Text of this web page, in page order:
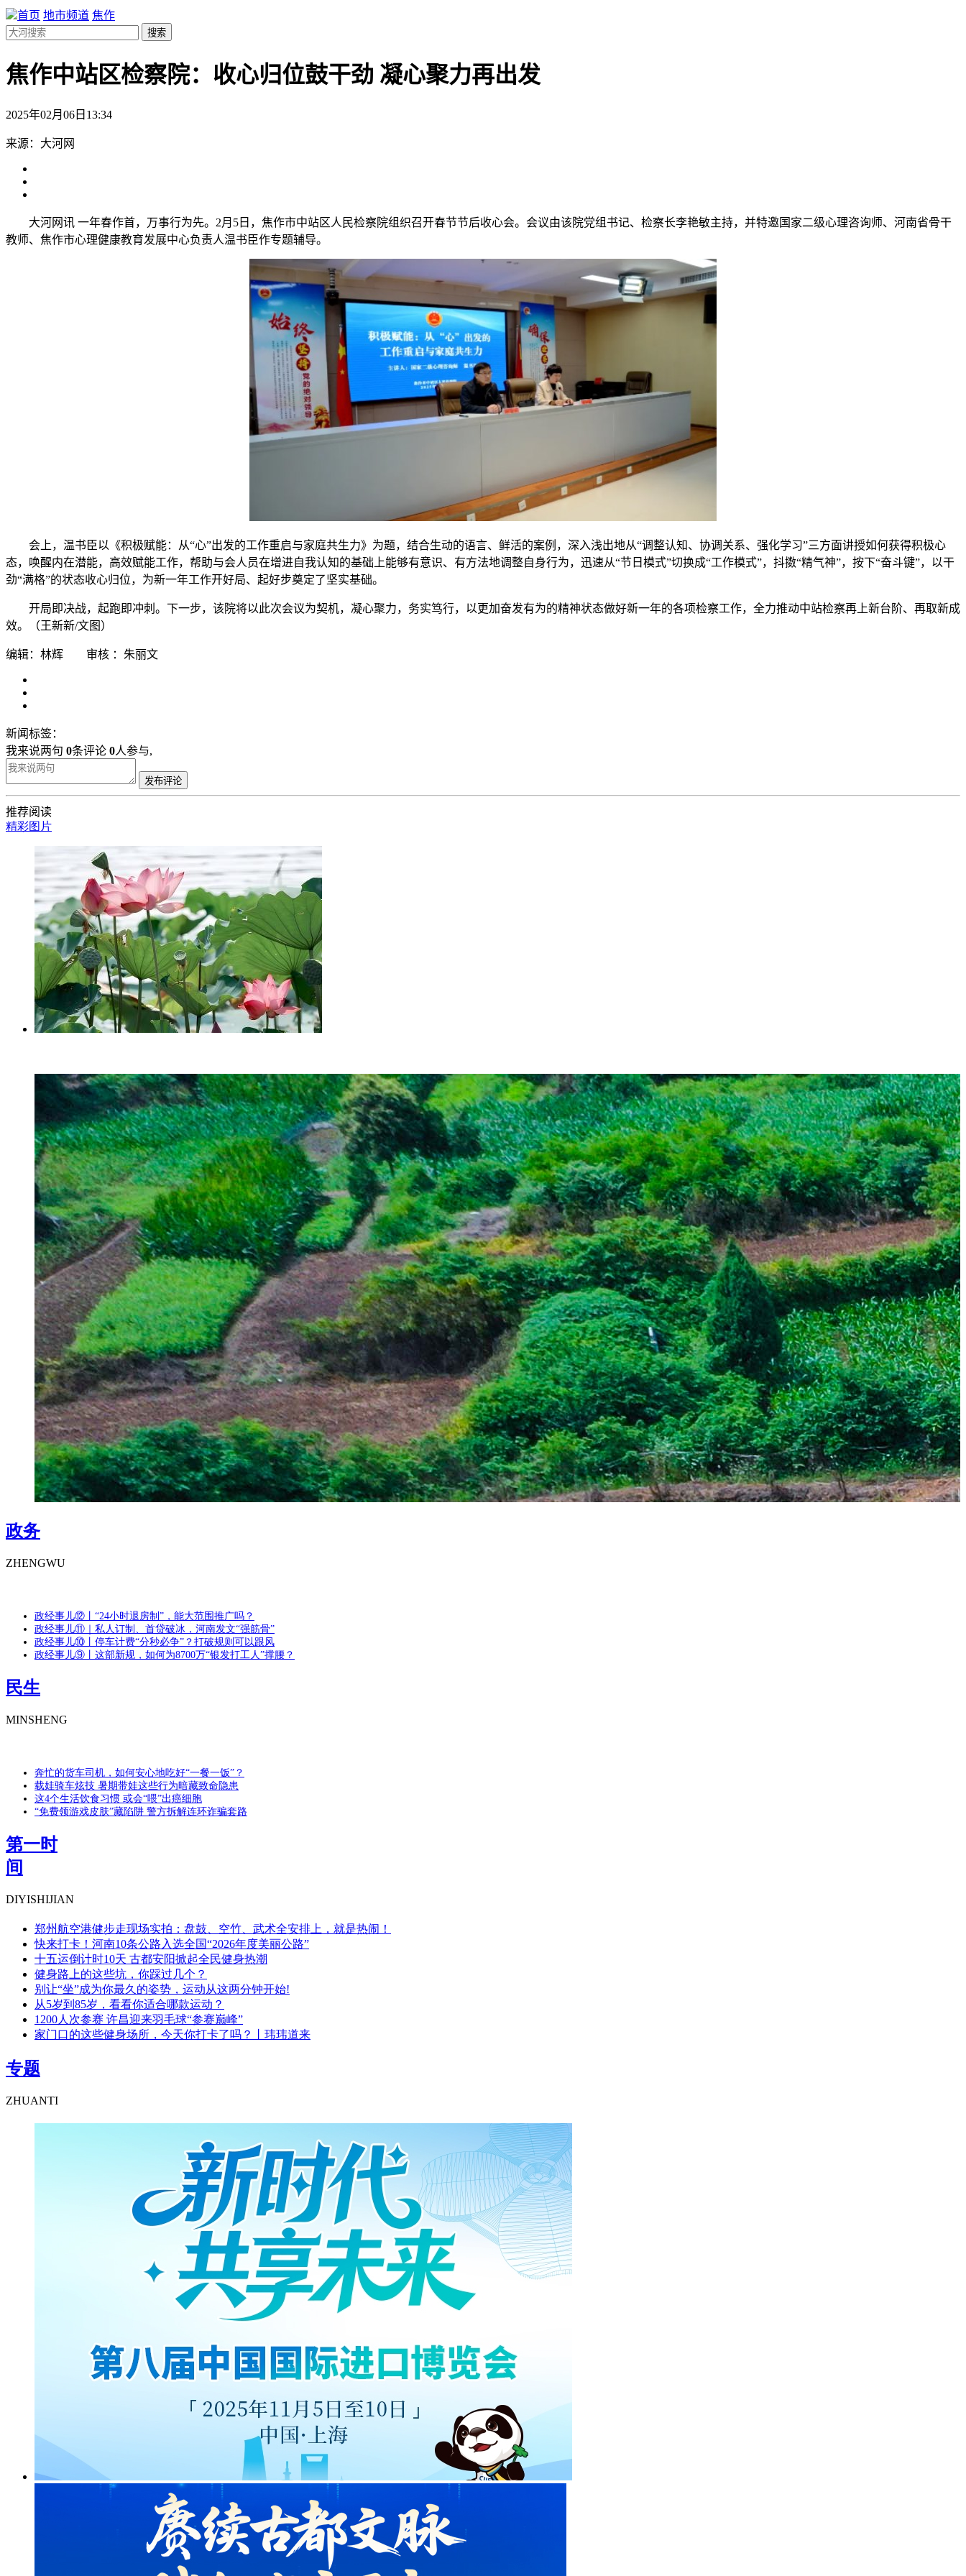
首页 地市频道 焦作
搜索
焦作中站区检察院：收心归位鼓干劲 凝心聚力再出发
2025年02月06日13:34
来源：大河网
大河网讯 一年春作首，万事行为先。2月5日，焦作市中站区人民检察院组织召开春节节后收心会。会议由该院党组书记、检察长李艳敏主持，并特邀国家二级心理咨询师、河南省骨干
教师、焦作市心理健康教育发展中心负责人温书臣作专题辅导。
会上，温书臣以《积极赋能：从“心”出发的工作重启与家庭共生力》为题，结合生动的语言、鲜活的案例，深入浅出地从“调整认知、协调关系、强化学习”三方面讲授如何获得积极心
态，唤醒内在潜能，高效赋能工作，帮助与会人员在增进自我认知的基础上能够有意识、有方法地调整自身行为，迅速从“节日模式”切换成“工作模式”，抖擞“精气神”，按下“奋斗键”，以干
劲“满格”的状态收心归位，为新一年工作开好局、起好步奠定了坚实基础。
开局即决战，起跑即冲刺。下一步，该院将以此次会议为契机，凝心聚力，务实笃行，以更加奋发有为的精神状态做好新一年的各项检察工作，全力推动中站检察再上新台阶、再取新成
效。（王新新/文图）
编辑：林辉 审核 ：朱丽文
新闻标签：
我来说两句 0条评论 0人参与,
发布评论
推荐阅读